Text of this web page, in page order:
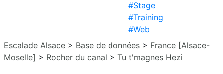
#Stage
#Training
#Web
Escalade Alsace > Base de données > France [Alsace-
Moselle] > Rocher du canal > Tu t'magnes Hezi